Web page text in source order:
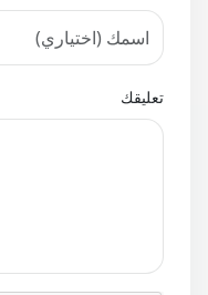
تعليقك